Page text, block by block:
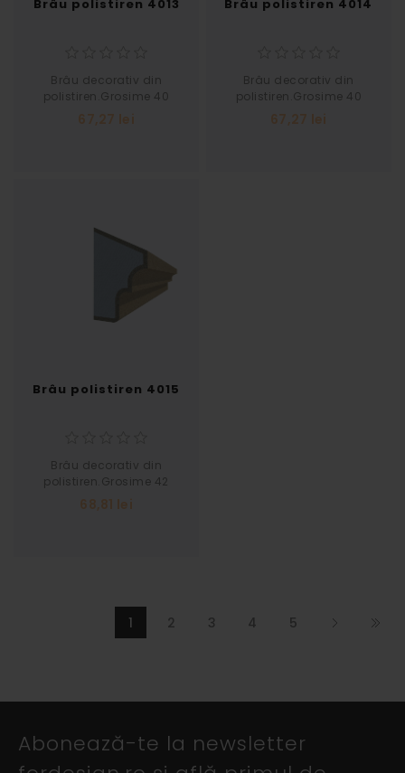
Brâu polistiren 4013
Brâu decorativ din
polistiren.Grosime 40
Latime 70
67,27 lei
Brâu polistiren 4014
Brâu decorativ din
polistiren.Grosime 40
Latime 70
67,27 lei
Brâu polistiren 4015
Brâu decorativ din
polistiren.Grosime 42
Latime 72
68,81 lei
1 2 3 4 5
Abonează-te la newsletter